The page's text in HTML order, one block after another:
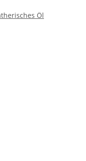
Öl